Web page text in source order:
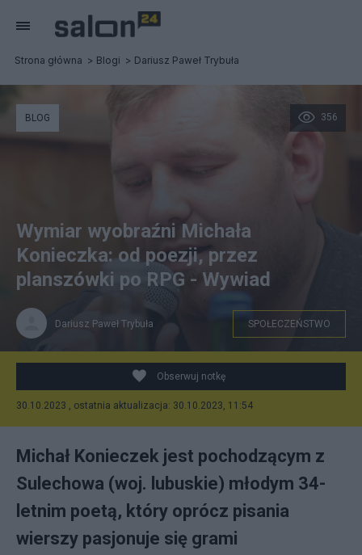
Strona główna Blogi Dariusz Paweł Trybuła
Archiwum rozmówcy Michała Konieczek
356
BLOG
Wymiar wyobraźni Michała
Konieczka: od poezji, przez
planszówki po RPG - Wywiad
Dariusz Paweł Trybuła SPOŁECZEŃSTWO
Obserwuj notkę
30.10.2023 , ostatnia aktualizacja: 30.10.2023, 11:54
Michał Konieczek jest pochodzącym z
Sulechowa (woj. lubuskie) młodym 34-
letnim poetą, który oprócz pisania
wierszy pasjonuje się grami